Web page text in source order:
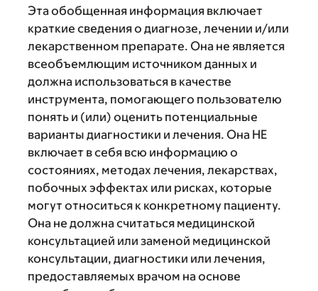
Эта обобщенная информация включает
краткие сведения о диагнозе, лечении и/или
лекарственном препарате. Она не является
всеобъемлющим источником данных и
должна использоваться в качестве
инструмента, помогающего пользователю
понять и (или) оценить потенциальные
варианты диагностики и лечения. Она НЕ
включает в себя всю информацию о
состояниях, методах лечения, лекарствах,
побочных эффектах или рисках, которые
могут относиться к конкретному пациенту.
Она не должна считаться медицинской
консультацией или заменой медицинской
консультации, диагностики или лечения,
предоставляемых врачом на основе